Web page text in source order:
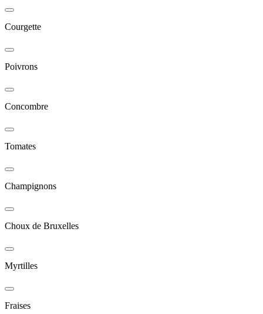
Courgette
Poivrons
Concombre
Tomates
Champignons
Choux de Bruxelles
Myrtilles
Fraises